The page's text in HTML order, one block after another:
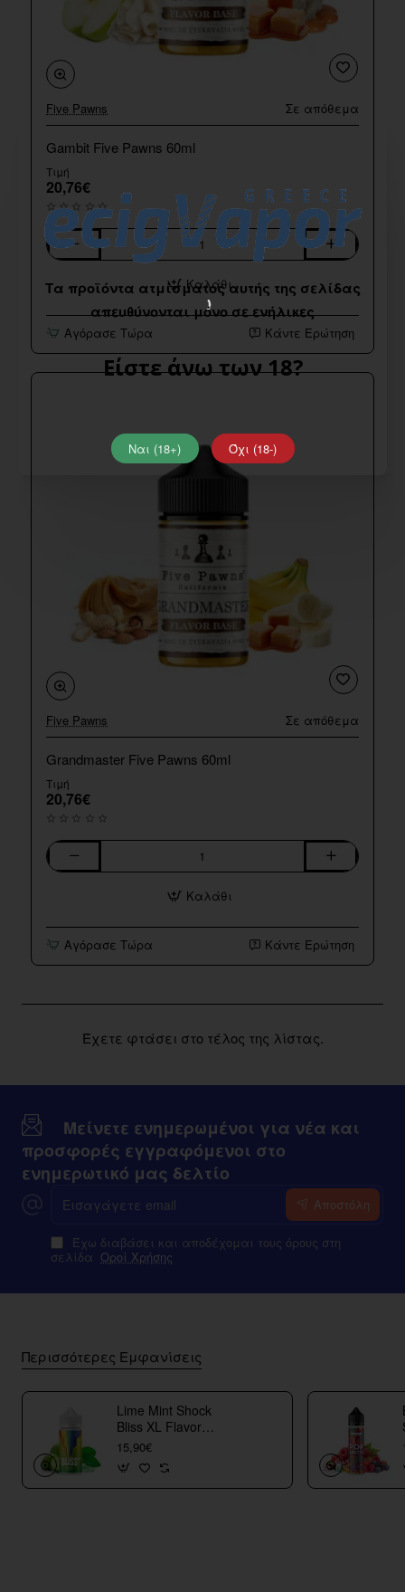
Τα προϊόντα ατμίσματος αυτής της σελίδας
απευθύνονται μόνο σε ενήλικες
Είστε άνω των 18?
Ναι (18+) Όχι (18-)
Five Pawns Σε απόθεμα
Gambit Five Pawns 60ml
Τιμή
20,76€
Gambit
Pawns
Καλάθι
Αγόρασε Τώρα Κάντε Ερώτηση
Five Pawns Σε απόθεμα
Grandmaster Five Pawns 60ml
Τιμή
20,76€
Grandmaster
Καλάθι
Αγόρασε Τώρα Κάντε Ερώτηση
Έχετε φτάσει στο τέλος της λίστας.
Μείνετε ενημερωμένοι για νέα και
προσφορές εγγραφόμενοι στο
ενημερωτικό μας δελτίο
email
Αποστόλη
Έχω διαβάσει και αποδέχομαι τους όρους στη
σελίδα Οροί Χρήσης
Περισσότερες Εμφανίσεις
Lime Mint Shock
Bliss XL Flavor
Shots
15,90€